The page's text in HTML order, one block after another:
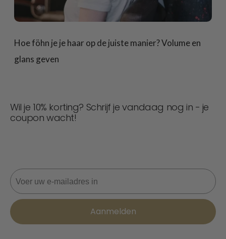
Hoe föhn je je haar op de juiste manier? Volume en
glans geven
Wil je 10% korting? Schrijf je vandaag nog in - je
coupon wacht!
E-mail
Aanmelden